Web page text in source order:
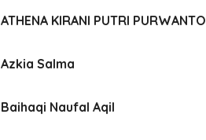
ATHENA KIRANI PUTRI PURWANTO
Azkia Salma
Baihaqi Naufal Aqil